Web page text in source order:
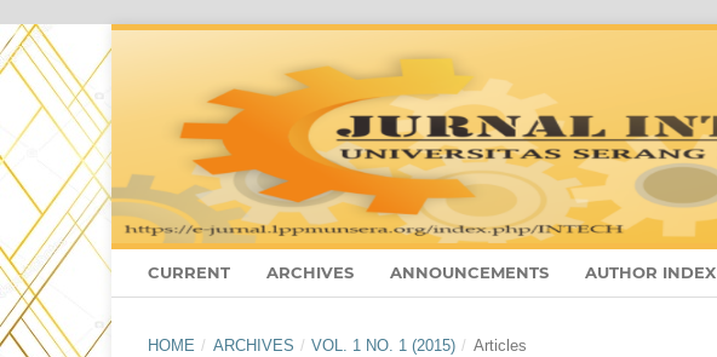
CURRENT ARCHIVES ANNOUNCEMENTS AUTHOR INDEX
HOME / ARCHIVES / VOL. 1 NO. 1 (2015) / Articles